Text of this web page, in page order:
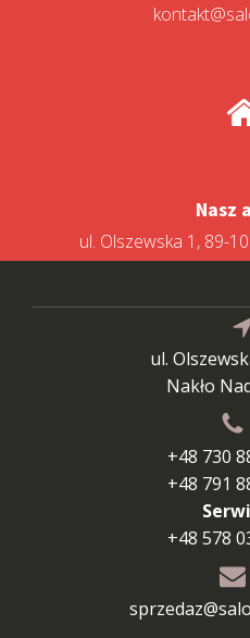
Nasz
ul. Olszewska 1, 89-
ul.
Nakło
+48 730
+48 791
+48 578